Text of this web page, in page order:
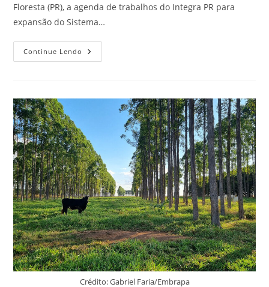
Floresta (PR), a agenda de trabalhos do Integra PR para
expansão do Sistema…
Continue Lendo
Crédito: Gabriel Faria/Embrapa